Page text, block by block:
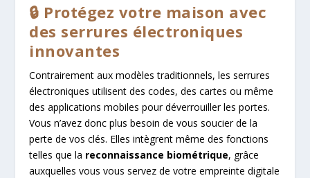
🔒 Protégez votre maison avec
des serrures électroniques
innovantes
Contrairement aux modèles traditionnels, les serrures
électroniques utilisent des codes, des cartes ou même
des applications mobiles pour déverrouiller les portes.
Vous n’avez donc plus besoin de vous soucier de la
perte de vos clés. Elles intègrent même des fonctions
telles que la reconnaissance biométrique, grâce
auxquelles vous vous servez de votre empreinte digitale